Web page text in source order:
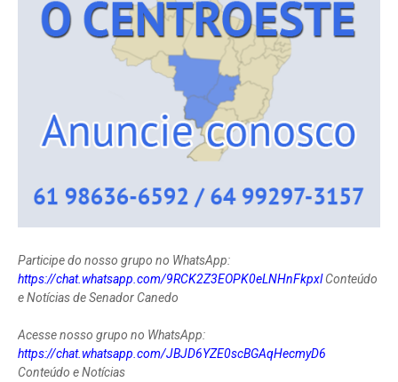
Participe do nosso grupo no WhatsApp:
https://chat.whatsapp.com/9RCK2Z3EOPK0eLNHnFkpxlConteúdo
e Notícias de Senador Canedo
Acesse nosso grupo no WhatsApp:
https://chat.whatsapp.com/JBJD6YZE0scBGAqHecmyD6
Conteúdo e Notícias